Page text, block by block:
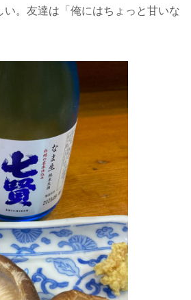
い。友達は「俺にはちょっと甘いな